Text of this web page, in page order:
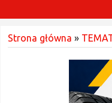
Strona główna »